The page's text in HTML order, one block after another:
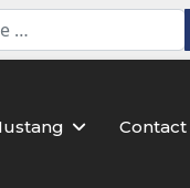
Contact